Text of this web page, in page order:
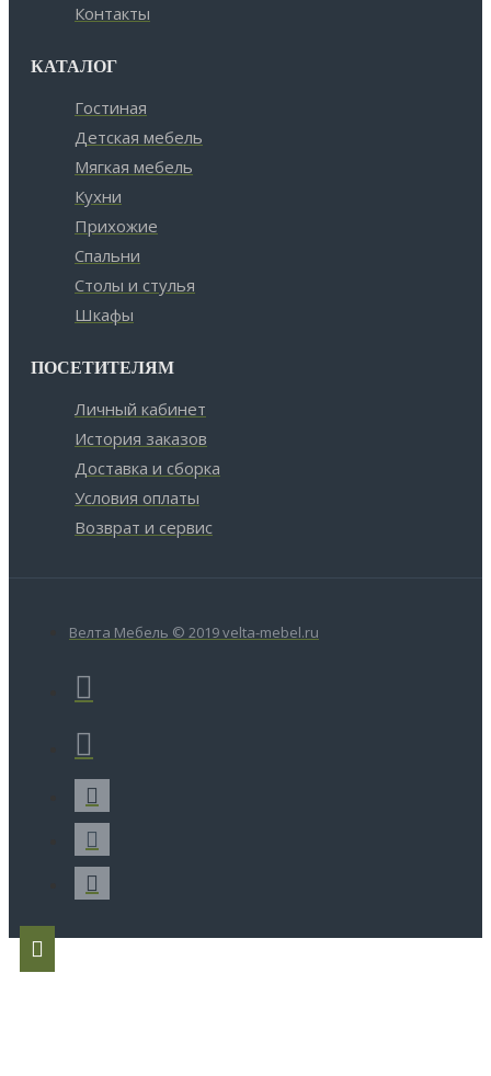
Контакты
КАТАЛОГ
Гостиная
Детская мебель
Мягкая мебель
Кухни
Прихожие
Спальни
Столы и стулья
Шкафы
ПОСЕТИТЕЛЯМ
Личный кабинет
История заказов
Доставка и сборка
Условия оплаты
Возврат и сервис
Велта Мебель © 2019 velta-mebel.ru